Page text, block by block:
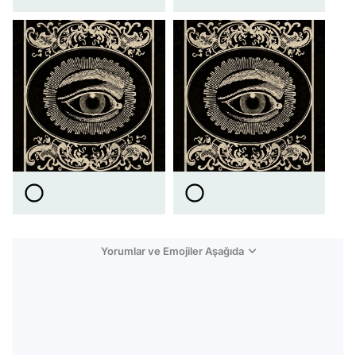
Yorumlar ve Emojiler Aşağıda